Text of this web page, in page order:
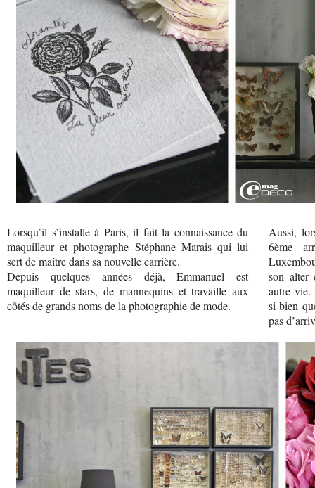
Lorsqu’il s’installe à Paris, il fait la connaissance du
maquilleur et photographe Stéphane Marais qui lui
sert de maître dans sa nouvelle carrière.
Depuis quelques années déjà, Emmanuel est
maquilleur de stars, de mannequins et travaille aux
côtés de grands noms de la photographie de mode.
Aussi,
6ème
son alter
autre vie.
si bien
pas